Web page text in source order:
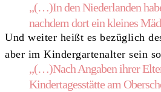
„(…)In den Niederlanden
nachdem dort ein kleines
Und weiter heißt es bezüglich
aber im Kindergartenalter sein
„(…)Nach Angaben ihrer
Kindertagesstätte am